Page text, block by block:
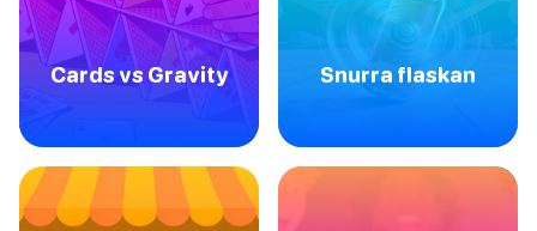
Cards vs Gravity Snurra flaskan